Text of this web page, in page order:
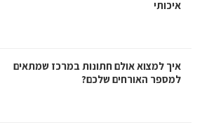
איכותי
איך למצוא אולם חתונות במרכז שמתאים
למספר האורחים שלכם?